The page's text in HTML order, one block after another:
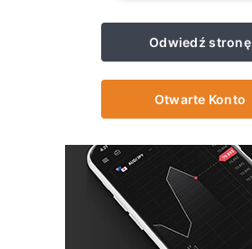
Odwiedź stronę
Otwarte Konto